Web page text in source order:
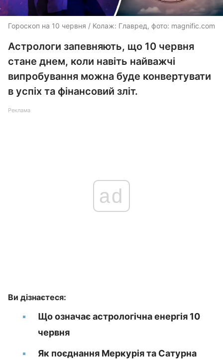
Гороскоп на 10 червня / Колаж: Главред, фото: magnific.com
Астрологи запевняють, що 10 червня
стане днем, коли навіть найважчі
випробування можна буде конвертувати
в успіх та фінансовий зліт.
Реклама
ad
Ви дізнаєтеся:
Що означає астрологічна енергія 10
червня
Як поєднання Меркурія та Сатурна